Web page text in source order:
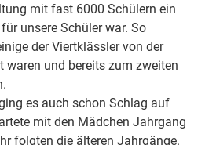
mit fast 6000 Schülern ein
unsere Schüler war. So
der Viertklässler von der
waren und bereits zum zweiten
es auch schon Schlag auf
mit den Mädchen Jahrgang
folgten die älteren Jahrgänge.